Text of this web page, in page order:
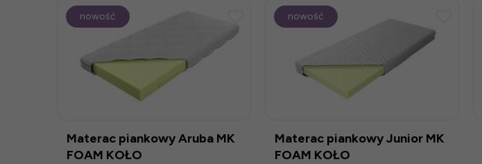
Materac piankowy Aruba MK
FOAM KOŁO
nowość
Materac piankowy Junior MK
FOAM KOŁO
nowość